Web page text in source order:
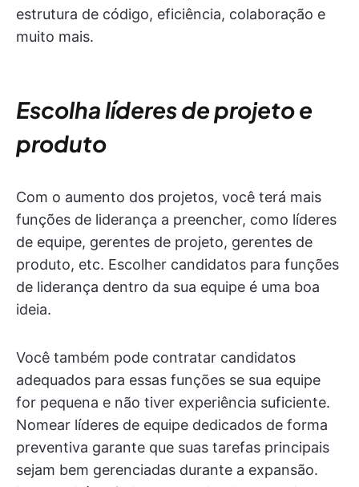
estrutura de código, eficiência, colaboração e
muito mais.
Escolha líderes de projeto e
produto
Com o aumento dos projetos, você terá mais
funções de liderança a preencher, como líderes
de equipe, gerentes de projeto, gerentes de
produto, etc. Escolher candidatos para funções
de liderança dentro da sua equipe é uma boa
ideia.
Você também pode contratar candidatos
adequados para essas funções se sua equipe
for pequena e não tiver experiência suficiente.
Nomear líderes de equipe dedicados de forma
preventiva garante que suas tarefas principais
sejam bem gerenciadas durante a expansão.